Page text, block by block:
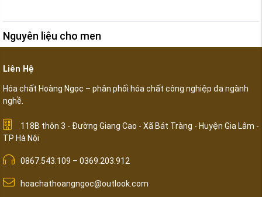
Nguyên liệu cho men
Liên Hệ
Hóa chất Hoàng Ngọc – phân phối hóa chất công nghiệp đa ngành
nghề.
118B thôn 3 - Đường Giang Cao - Xã Bát Tràng - Huyện Gia Lâm -
TP Hà Nội
0867.543.109 – 0369.203.912
hoachathoangngoc@outlook.com